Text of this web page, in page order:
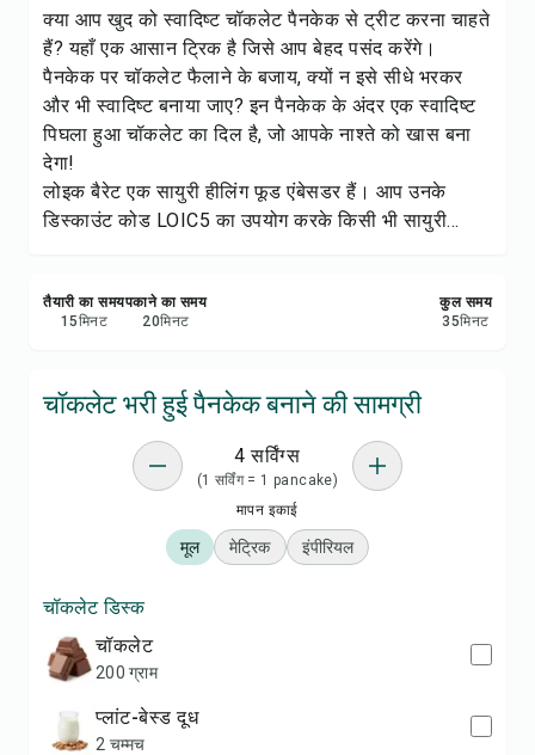
शेयर करें
रिपोर्ट करें
क्या आप खुद को स्वादिष्ट चॉकलेट पैनकेक से ट्रीट करना चाहते
हैं? यहाँ एक आसान ट्रिक है जिसे आप बेहद पसंद करेंगे।
पैनकेक पर चॉकलेट फैलाने के बजाय, क्यों न इसे सीधे भरकर
और भी स्वादिष्ट बनाया जाए? इन पैनकेक के अंदर एक स्वादिष्ट
पिघला हुआ चॉकलेट का दिल है, जो आपके नाश्ते को खास बना
देगा!
लोइक बैरेट एक सायुरी हीलिंग फूड एंबेसडर हैं। आप उनके
डिस्काउंट कोड LOIC5 का उपयोग करके किसी भी सायुरी...
तैयारी का समय
15मिनट
पकाने का समय
20मिनट
कुल समय
35मिनट
चॉकलेट भरी हुई पैनकेक बनाने की सामग्री
4 सर्विंग्स
(1 सर्विंग = 1 pancake)
मापन इकाई
मूल मेट्रिक इंपीरियल
चॉकलेट डिस्क
चॉकलेट
200 ग्राम
प्लांट-बेस्ड दूध
2 चम्मच